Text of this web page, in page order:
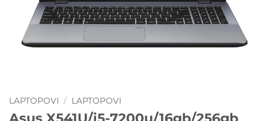
LAPTOPOVI / LAPTOPOVI